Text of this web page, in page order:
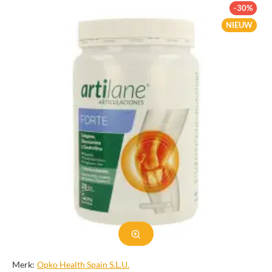
ondersteunt. Naarmate we ouder worden, neemt de productie
gewrichten. In deze categorie onderzoeken we de verschillende
aspecten van glucosamine, de voordelen ervan en hoe het de
Het belang van glucosamine
Glucosamine is een essentieel onderdeel van kraakbeen, een taai,
flexibel weefsel dat de uiteinden van botten in gewrichten bedekt.
Het werkt als een schokdemper en voorkomt dat botten tegen
elkaar wrijven en pijn en ontstekingen veroorzaken. Glucosamine
speelt ook een cruciale rol bij de productie van gewrichtsvloeistof,
die de gewrichten smeert en voedt, waardoor ze gezond en flexibel
Naarmate we ouder worden, neemt de natuurlijke productie van
glucosamine af, wat leidt tot de afbraak van kraakbeen en een
afname van de productie van gewrichtsvloeistof. Dit kan
NIEUW
-30%
Merk: Opko Health Spain S.L.U.